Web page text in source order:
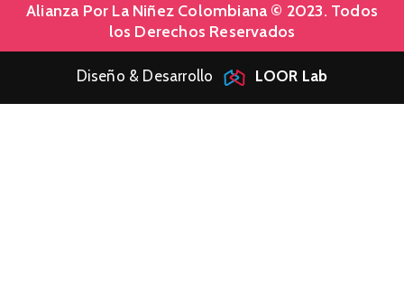
Alianza Por La Niñez Colombiana © 2023. Todos
los Derechos Reservados
Diseño & Desarrollo LOOR Lab